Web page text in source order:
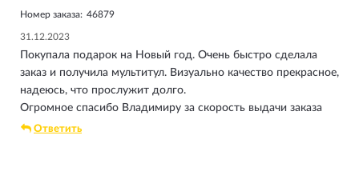
Номер заказа: 46879
31.12.2023
Покупала подарок на Новый год. Очень быстро сделала
заказ и получила мультитул. Визуально качество прекрасное,
надеюсь, что прослужит долго.
Огромное спасибо Владимиру за скорость выдачи заказа
Ответить